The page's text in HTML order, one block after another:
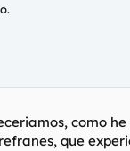
como
que